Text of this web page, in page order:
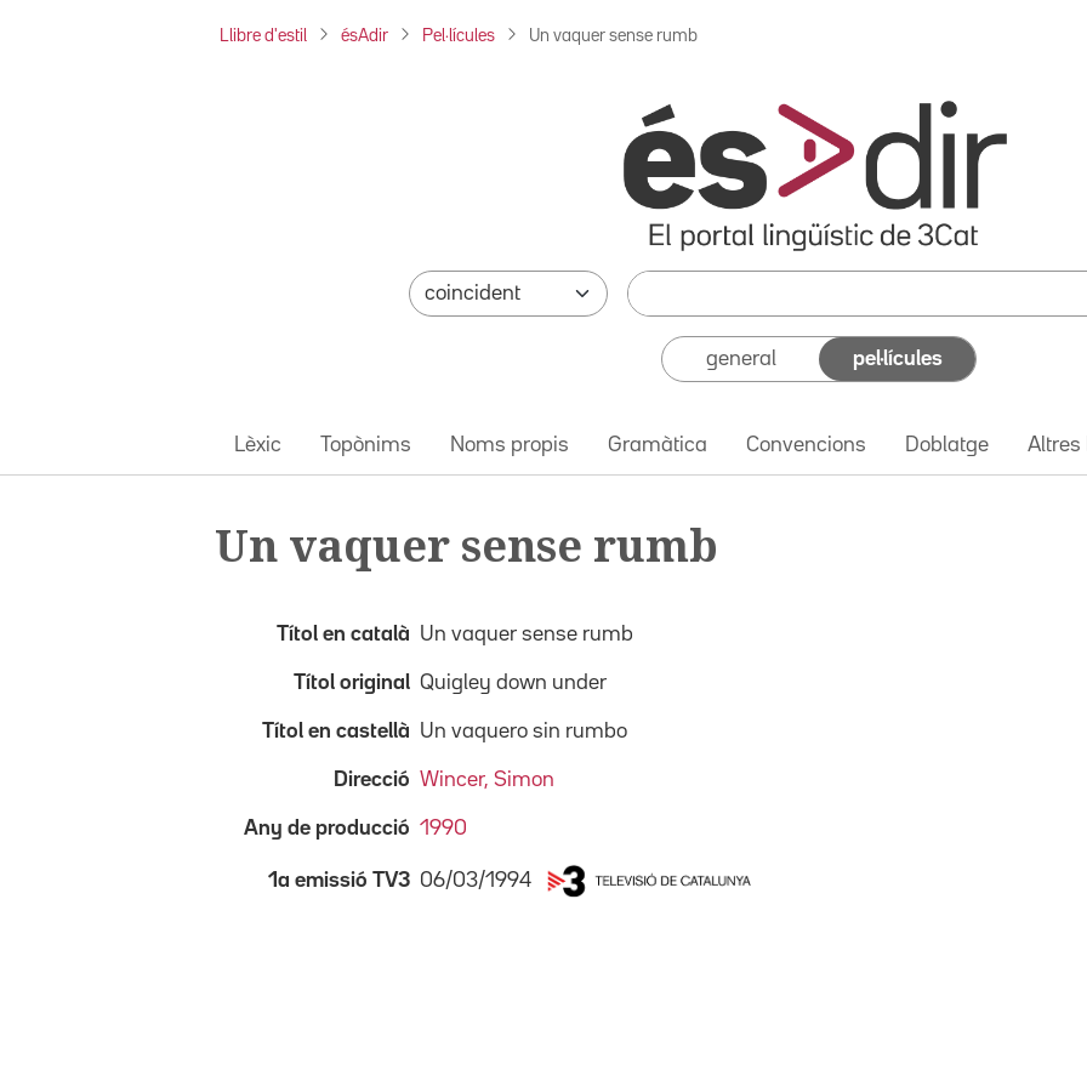
Llibre d'estil ésAdir Pel·lícules Un vaquer sense rumb
general pel·lícules
Lèxic Topònims Noms propis Gramàtica Convencions Doblatge Altres
Un vaquer sense rumb
Títol en català Un vaquer sense rumb
Títol original Quigley down under
Títol en castellà Un vaquero sin rumbo
Direcció Wincer, Simon
Any de producció 1990
1a emissió TV3 06/03/1994